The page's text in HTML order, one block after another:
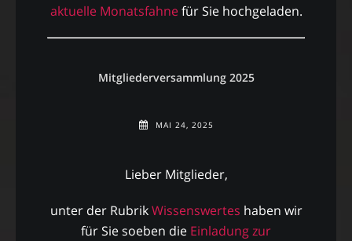
aktuelle Monatsfahnefür Sie hochgeladen.
Mitgliederversammlung 2025
MAI 24, 2025
Lieber Mitglieder,
unter der RubrikWissenswertes haben wir
für Sie soeben die Einladung zur